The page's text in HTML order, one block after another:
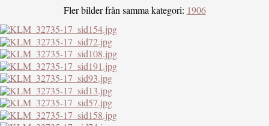
Fler bilder från samma kategori: 1906